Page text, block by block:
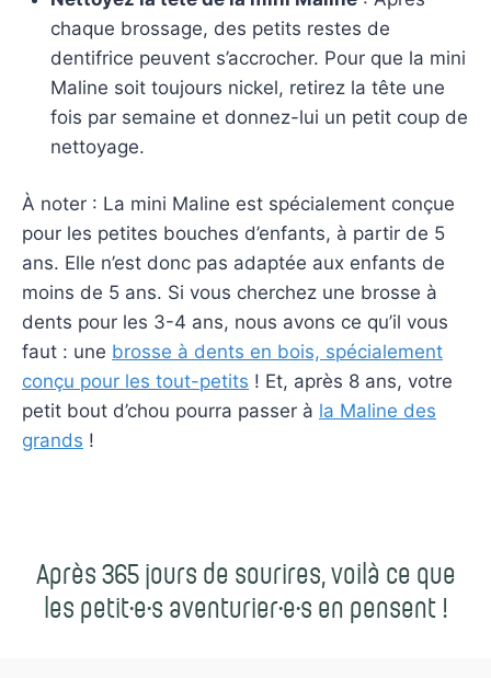
chaque brossage, des petits restes de
dentifrice peuvent s’accrocher. Pour que la mini
Maline soit toujours nickel, retirez la tête une
fois par semaine et donnez-lui un petit coup de
nettoyage.
À noter : La mini Maline est spécialement conçue
pour les petites bouches d’enfants, à partir de 5
ans. Elle n’est donc pas adaptée aux enfants de
moins de 5 ans. Si vous cherchez une brosse à
dents pour les 3-4 ans, nous avons ce qu’il vous
faut : une brosse à dents en bois, spécialement
conçu pour les tout-petits ! Et, après 8 ans, votre
petit bout d’chou pourra passer à la Maline des
grands !
Après 365 jours de sourires, voilà ce que
les petit·e·s aventurier·e·s en pensent !